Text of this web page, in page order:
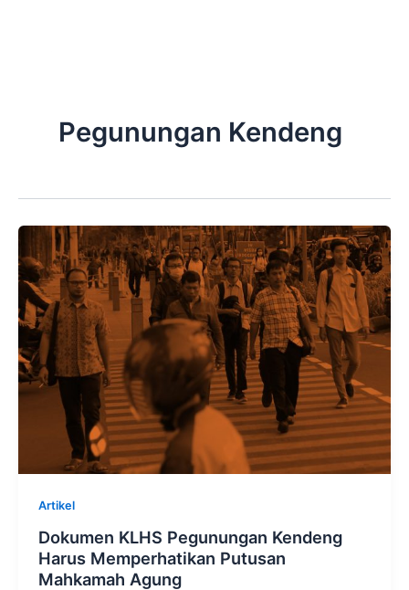
Pegunungan Kendeng
Artikel
Dokumen KLHS Pegunungan Kendeng
Harus Memperhatikan Putusan
Mahkamah Agung